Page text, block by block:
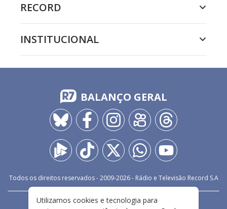
RECORD
INSTITUCIONAL
BALANÇO GERAL
Todos os direitos reservados - 2009-2026- Rádio e Televisão Record S.A
FALE CONOSCO PRIVACIDADE
Utilizamos cookies e tecnologia para